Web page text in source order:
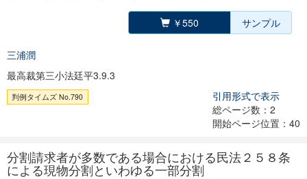
￥550 サンプル
三浦潤
最高裁第三小法廷平3.9.3
判例タイムズ No.790
引用形式で表示
総ページ数：2
開始ページ位置：40
分割請求者が多数である場合における民法２５８条
による現物分割といわゆる一部分割